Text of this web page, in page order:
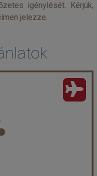
igénylését. Kérjük,
jelezze.